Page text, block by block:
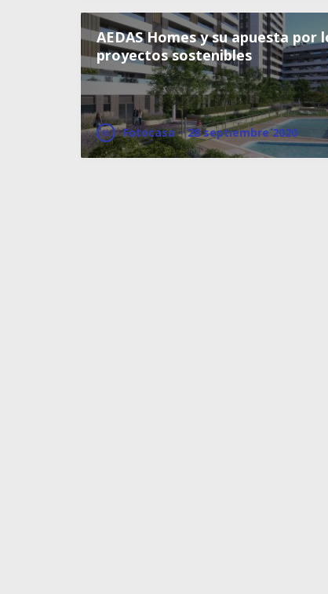
AEDAS Homes y su apuesta por
proyectos sostenibles
Fotocasa · 28 septiembre 2020